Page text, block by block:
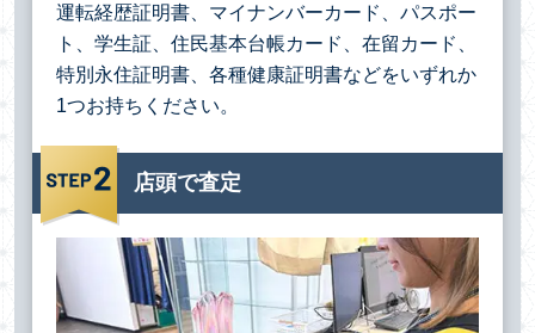
運転経歴証明書、マイナンバーカード、パスポー
ト、学生証、住民基本台帳カード、在留カード、
特別永住証明書、各種健康証明書などをいずれか
1つお持ちください。
店頭で査定